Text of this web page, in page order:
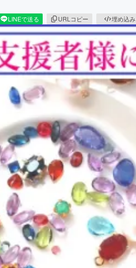
LINEで送る URLコピー 埋め込み